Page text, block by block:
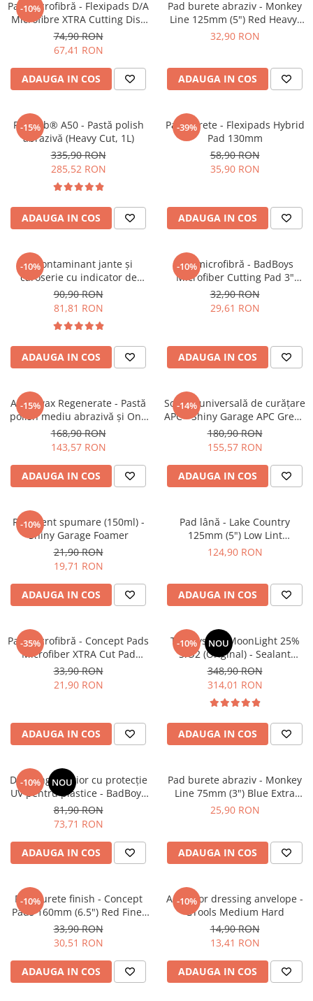
-10%
Pad microfibră - Flexipads D/A
Microfibre XTRA Cutting Disc
6" (155mm)
74,90 RON
67,41 RON
ADAUGA IN COS
Pad burete abraziv - Monkey
Line 125mm (5") Red Heavy-
Cut Pad
32,90 RON
ADAUGA IN COS
-15%
Feynlab® A50 - Pastă polish
abrazivă (Heavy Cut, 1L)
335,90 RON
285,52 RON
ADAUGA IN COS
-39%
Pad burete - Flexipads Hybrid
Pad 130mm
58,90 RON
35,90 RON
ADAUGA IN COS
-10%
Decontaminant jante și
caroserie cu indicator de
reacție (efect sângerare) -
Shiny Garage D-Tox One Iron
Remover (1L)
90,90 RON
81,81 RON
ADAUGA IN COS
-10%
Pad microfibră - BadBoys
Microfiber Cutting Pad 3"
(75mm)
32,90 RON
29,61 RON
ADAUGA IN COS
-15%
Angelwax Regenerate - Pastă
polish mediu abrazivă şi One
Step (Medium Cut, 500ml)
168,90 RON
143,57 RON
ADAUGA IN COS
-14%
Soluție universală de curățare
APC - Shiny Garage APC Green
(5L)
180,90 RON
155,57 RON
ADAUGA IN COS
-10%
Recipient spumare (150ml) -
Shiny Garage Foamer
21,90 RON
19,71 RON
ADAUGA IN COS
Pad lână - Lake Country
125mm (5") Low Lint
Prewashed Lambswool Pad
124,90 RON
ADAUGA IN COS
-35%
Pad microfibră - Concept Pads
Microfiber XTRA Cut Pad
135mm
33,90 RON
21,90 RON
ADAUGA IN COS
-10% NOU
TAC System MoonLight 25%
SiO2 (Original) - Sealant
ceramic pentru autovehicule
și motociclete (250ml)
348,90 RON
314,01 RON
ADAUGA IN COS
-10% NOU
Dressing interior cu protecție
UV pentru plastice - BadBoys
Interior Dressing Boys (500ml)
81,90 RON
73,71 RON
ADAUGA IN COS
Pad burete abraziv - Monkey
Line 75mm (3") Blue Extra
Heavy-Cut Pad
25,90 RON
ADAUGA IN COS
-10%
Pad burete finish - Concept
Pads 160mm (6.5") Red Fine-
Cut Pad
33,90 RON
30,51 RON
ADAUGA IN COS
-10%
Aplicator dressing anvelope -
GTools Medium Hard
14,90 RON
13,41 RON
ADAUGA IN COS